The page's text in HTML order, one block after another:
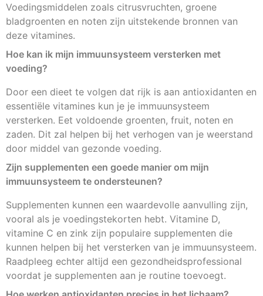
Voedingsmiddelen zoals citrusvruchten, groene
bladgroenten en noten zijn uitstekende bronnen van
deze vitamines.
Hoe kan ik mijn immuunsysteem versterken met
voeding?
Door een dieet te volgen dat rijk is aan antioxidanten en
essentiële vitamines kun je je immuunsysteem
versterken. Eet voldoende groenten, fruit, noten en
zaden. Dit zal helpen bij het verhogen van je weerstand
door middel van gezonde voeding.
Zijn supplementen een goede manier om mijn
immuunsysteem te ondersteunen?
Supplementen kunnen een waardevolle aanvulling zijn,
vooral als je voedingstekorten hebt. Vitamine D,
vitamine C en zink zijn populaire supplementen die
kunnen helpen bij het versterken van je immuunsysteem.
Raadpleeg echter altijd een gezondheidsprofessional
voordat je supplementen aan je routine toevoegt.